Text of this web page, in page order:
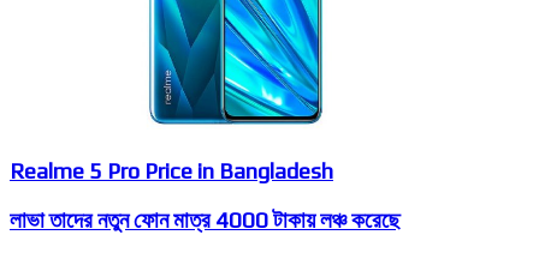
Realme 5 Pro Price in Bangladesh
লাভা তাদের নতুন ফোন মাত্র 4000 টাকায় লঞ্চ করেছে